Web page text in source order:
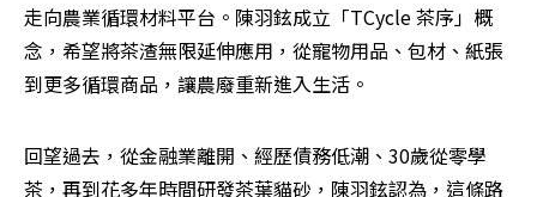
走向農業循環材料平台。陳羽鉉成立「TCycle 茶序」概
念，希望將茶渣無限延伸應用，從寵物用品、包材、紙張
到更多循環商品，讓農廢重新進入生活。
回望過去，從金融業離開、經歷債務低潮、30歲從零學
茶，再到花多年時間研發茶葉貓砂，陳羽鉉認為，這條路